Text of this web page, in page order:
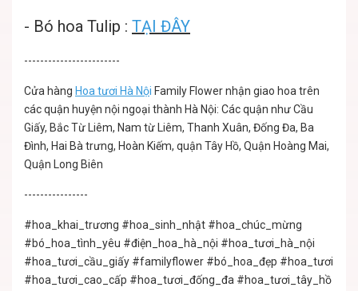
- Bó hoa Tulip : TẠI ĐÂY
------------------------
Cửa hàng Hoa tươi Hà Nội Family Flower nhận giao hoa trên
các quận huyện nội ngoại thành Hà Nội: Các quận như Cầu
Giấy, Bắc Từ Liêm, Nam từ Liêm, Thanh Xuân, Đống Đa, Ba
Đình, Hai Bà trưng, Hoàn Kiếm, quận Tây Hồ, Quận Hoàng Mai,
Quận Long Biên
----------------
#hoa_khai_trương #hoa_sinh_nhật #hoa_chúc_mừng
#bó_hoa_tình_yêu #điện_hoa_hà_nội #hoa_tươi_hà_nội
#hoa_tươi_cầu_giấy #familyflower #bó_hoa_đẹp #hoa_tươi
#hoa_tươi_cao_cấp #hoa_tươi_đống_đa #hoa_tươi_tây_hồ